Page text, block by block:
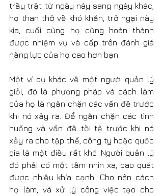
trầy trật từ ngày này sang ngày khác,
họ than thở về khó khăn, trở ngại này
kia, cuối cùng họ cũng hoàn thành
được nhiệm vụ và cấp trên đánh giá
năng lực của họ cao hơn bạn.
Một ví dụ khác về một người quản lý
giỏi, đó là phương pháp và cách làm
của họ là ngăn chặn các vấn đề trước
khi nó xảy ra. Để ngăn chặn các tình
huống và vấn đề tồi tệ trước khi nó
xảy ra cho tập thể, công ty hoặc quốc
gia là một điều rất khó. Người quản lý
đó phải có một tầm nhìn xa, bao quát
được nhiều khía cạnh. Cho nên cách
họ làm, và xử lý công việc tạo cho